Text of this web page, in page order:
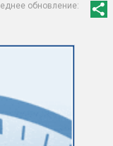
обновление: